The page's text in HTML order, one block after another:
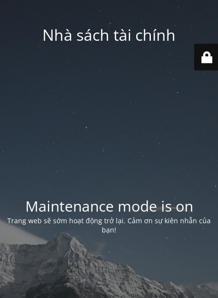
Nhà sách tài chính
Maintenance mode is on
Trang web sẽ sớm hoạt động trở lại. Cảm ơn sự kiên nhẫn của
bạn!